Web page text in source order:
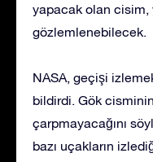
yapacak olan cisim,
gözlemlenebilecek.
NASA, geçişi
bildirdi. Gök
çarpmayacağını
bazı uçakların